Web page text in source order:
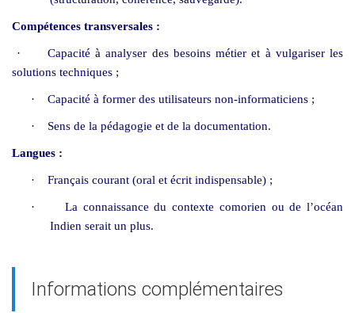
Compétences transversales :
·
Capacité à analyser des besoins métier et à vulgariser les
solutions techniques ;
· Capacité à former des utilisateurs non-informaticiens ;
· Sens de la pédagogie et de la documentation.
Langues :
· Français courant (oral et écrit indispensable) ;
·
La connaissance du contexte comorien ou de l’océan
Indien serait un plus.
Informations complémentaires